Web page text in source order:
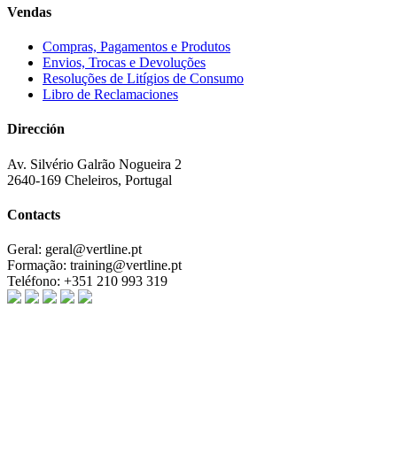
Vendas
Compras, Pagamentos e Produtos
Envios, Trocas e Devoluções
Resoluções de Litígios de Consumo
Libro de Reclamaciones
Dirección
Av. Silvério Galrão Nogueira 2
2640-169 Cheleiros, Portugal
Contacts
Geral: geral@vertline.pt
Formação: training@vertline.pt
Teléfono: +351 210 993 319